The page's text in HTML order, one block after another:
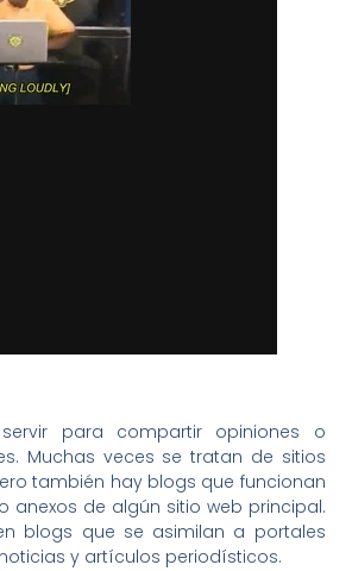
para compartir opiniones o
Muchas veces se tratan de sitios
también hay blogs que funcionan
anexos de algún sitio web principal.
blogs que se asimilan a portales
y artículos periodísticos.